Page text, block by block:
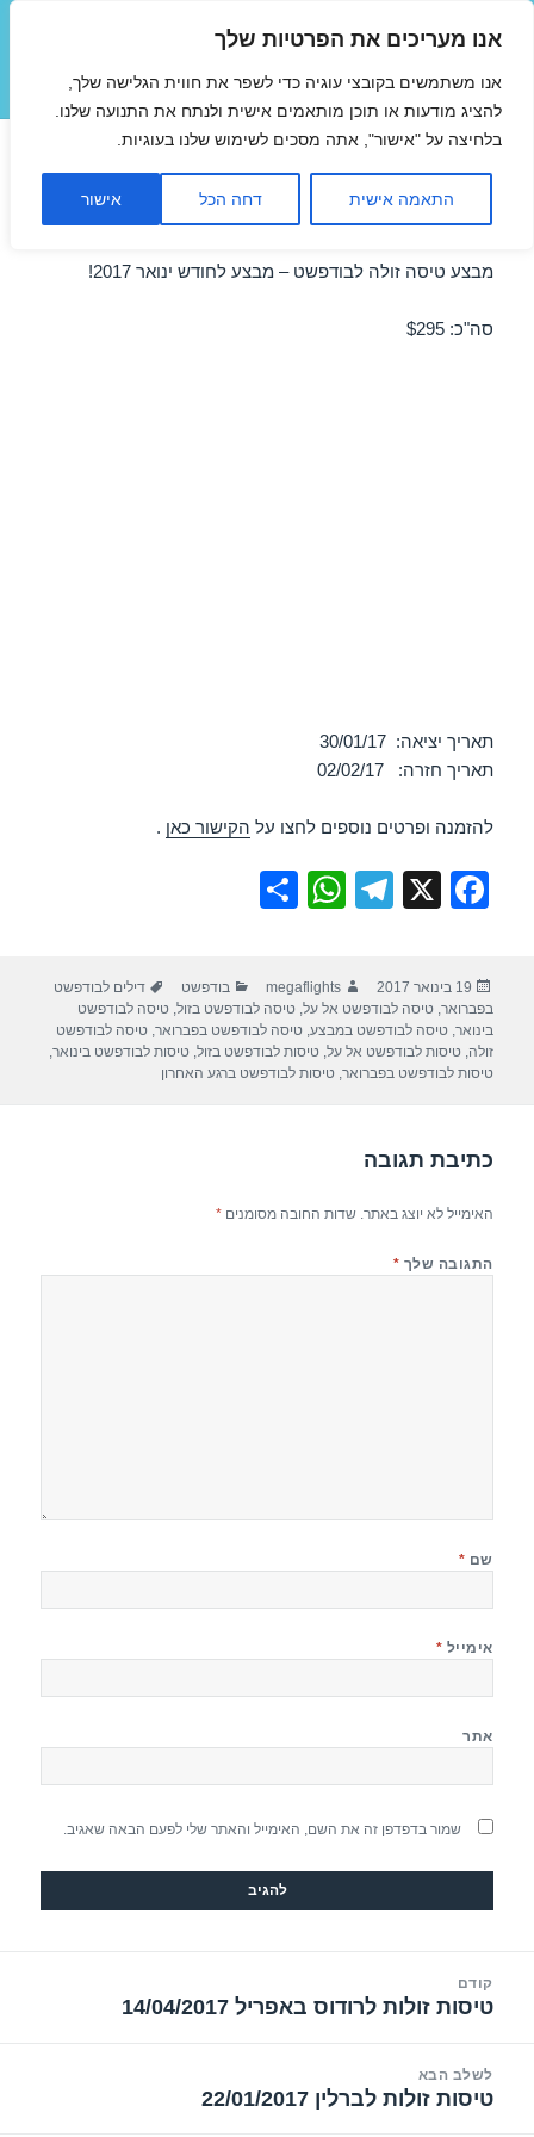
אנו מעריכים את הפרטיות שלך
אנו משתמשים בקובצי עוגיה כדי לשפר את חווית הגלישה שלך,
להציג מודעות או תוכן מותאמים אישית ולנתח את התנועה שלנו.
בלחיצה על "אישור", אתה מסכים לשימוש שלנו בעוגיות.
התאמה אישית דחה הכל אישור
תפריטים
ווידג'טים
טיסות זולות לבודפשט
30/01/2017
מבצע טיסה זולה לבודפשט – מבצע לחודש ינואר 2017!
סה"כ: $295
תאריך יציאה: 30/01/17
תאריך חזרה: 02/02/17
להזמנה ופרטים נוספים לחצו על הקישור כאן .
F
e
b
o
k
X
T
gr
a
m
W
s
A
p
e
פורסם
בתאריך
19 בינואר 2017 מחבר
megaflights קטגוריות
בודפשט תגיות
דילים לבודפשט
בפברואר,טיסה לבודפשט אל על,טיסה לבודפשט בזול,טיסה לבודפשט
בינואר,טיסה לבודפשט במבצע,טיסה לבודפשט בפברואר,טיסה לבודפשט
זולה,טיסות לבודפשט אל על,טיסות לבודפשט בזול,טיסות לבודפשט בינואר,
טיסות לבודפשט בפברואר,טיסות לבודפשט ברגע האחרון
כתיבת תגובה
האימייל לא יוצג באתר. שדות החובה מסומנים*
התגובה שלך *
שם *
אימייל *
אתר
שמור בדפדפן זה את השם, האימייל והאתר שלי לפעם הבאה שאגיב.
קודם
הפוסט
טיסות זולות לרודוס באפריל 14/04/2017
לשלב הבא
הפוסט
טיסות זולות לברלין 22/01/2017